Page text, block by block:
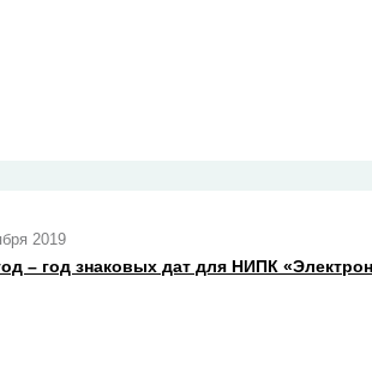
2019
– год знаковых дат для НИПК